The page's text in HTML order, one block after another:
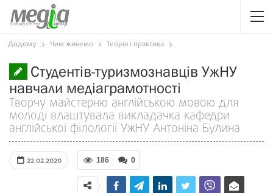
Додому Чим живемо Теорія і практика
Студентів-туризмознавців УжНУ
навчали медіаграмотності
Творчу майстерню англійською мовою для
молоді влаштувала викладачка кафедри
англійської філології УжНУ Антоніна Булина
22.02.2020 0
186